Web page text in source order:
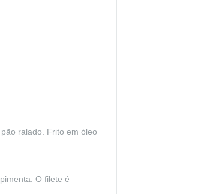
ralado. Frito em óleo
O filete é